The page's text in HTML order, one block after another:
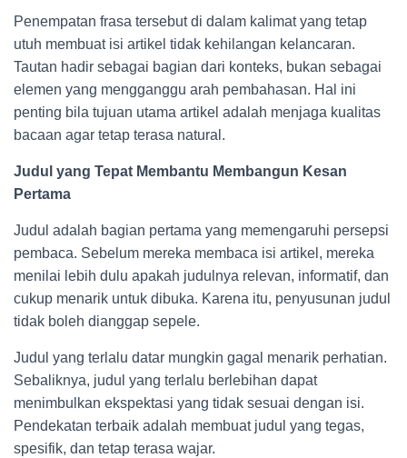
Penempatan frasa tersebut di dalam kalimat yang tetap
utuh membuat isi artikel tidak kehilangan kelancaran.
Tautan hadir sebagai bagian dari konteks, bukan sebagai
elemen yang mengganggu arah pembahasan. Hal ini
penting bila tujuan utama artikel adalah menjaga kualitas
bacaan agar tetap terasa natural.
Judul yang Tepat Membantu Membangun Kesan
Pertama
Judul adalah bagian pertama yang memengaruhi persepsi
pembaca. Sebelum mereka membaca isi artikel, mereka
menilai lebih dulu apakah judulnya relevan, informatif, dan
cukup menarik untuk dibuka. Karena itu, penyusunan judul
tidak boleh dianggap sepele.
Judul yang terlalu datar mungkin gagal menarik perhatian.
Sebaliknya, judul yang terlalu berlebihan dapat
menimbulkan ekspektasi yang tidak sesuai dengan isi.
Pendekatan terbaik adalah membuat judul yang tegas,
spesifik, dan tetap terasa wajar.